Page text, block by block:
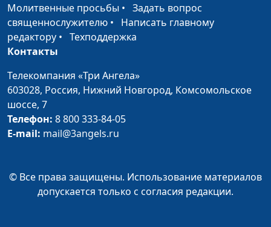
Елисея: разгадываем
загадку
священнослужитель,
историк, богослов,
Александр Богданенков,
филолог, литературовед
Жертва за грех и её
уроки
Олег Габрусевич,
Грех и древняя
Олег Габрусевич,
Молитвенные просьбы • Задать вопрос
священнослужителю • Написать главному
редактору • Техподдержка
Контакты
Телекомпания «Три Ангела»
603028, Россия, Нижний Новгород, Комсомольское
шоссе, 7
Телефон: 8 800 333-84-05
E-mail: mail@3angels.ru
© Все права защищены. Использование материалов
допускается только с согласия редакции.